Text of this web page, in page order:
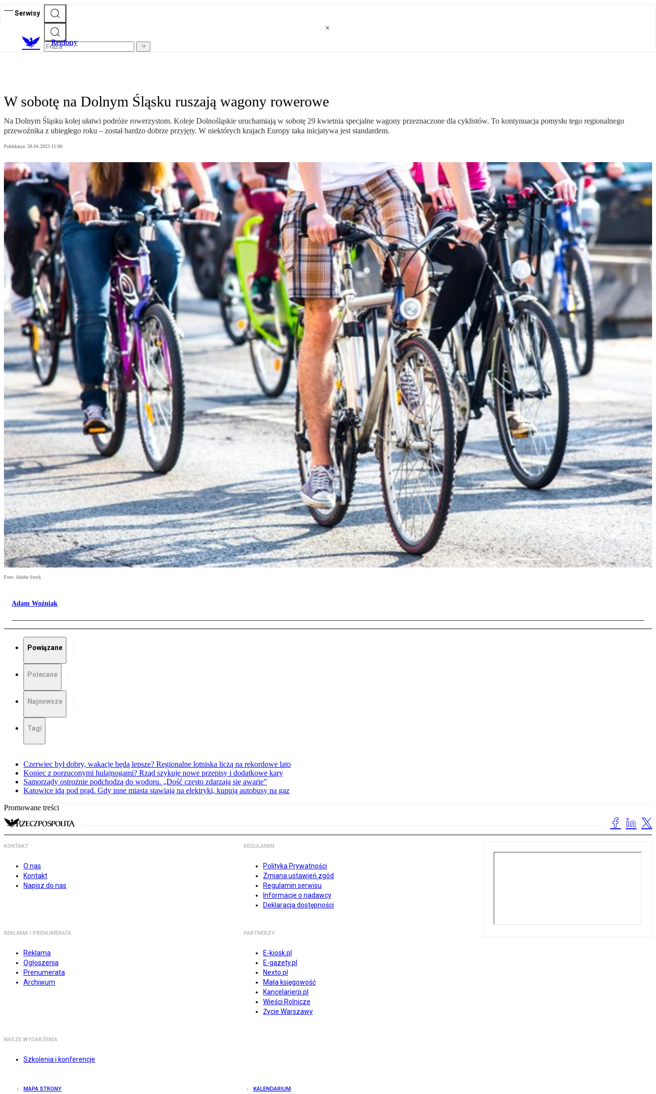
Serwisy
Regiony
W sobotę na Dolnym Śląsku ruszają wagony rowerowe
Na Dolnym Śląsku kolej ułatwi podróże rowerzystom. Koleje Dolnośląskie uruchamiają w sobotę 29 kwietnia specjalne wagony przeznaczone dla cyklistów. To kontynuacja pomysłu tego regionalnego
przewoźnika z ubiegłego roku – został bardzo dobrze przyjęty. W niektórych krajach Europy taka inicjatywa jest standardem.
Publikacja: 28.04.2023 11:06
Foto: Adobe Stock
Adam Woźniak
Powiązane
Polecane
Najnowsze
Tagi
Czerwiec był dobry, wakacje będą lepsze? Regionalne lotniska liczą na rekordowe lato
Koniec z porzuconymi hulajnogami? Rząd szykuje nowe przepisy i dodatkowe kary
Samorządy ostrożnie podchodzą do wodoru. „Dość często zdarzają się awarie”
Katowice idą pod prąd. Gdy inne miasta stawiają na elektryki, kupują autobusy na gaz
Promowane treści
KONTAKT
O nas
Kontakt
Napisz do nas
REGULAMIN
Polityka Prywatności
Zmiana ustawień zgód
Regulamin serwisu
Informacje o nadawcy
Deklaracja dostępności
REKLAMA I PRENUMERATA
Reklama
Ogłoszenia
Prenumerata
Archiwum
PARTNERZY
E-kiosk.pl
E-gazety.pl
Nexto.pl
Mała księgowość
Kancelarierp.pl
Wieści Rolnicze
Życie Warszawy
NASZE WYDARZENIA
Szkolenia i konferencje
MAPA STRONY KALENDARIUM